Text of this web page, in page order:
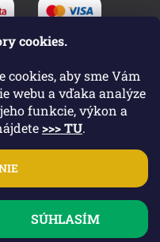
cookies.
cookies, aby sme Vám
webu a vďaka analýze
funkcie, výkon a
>>> TU.
SÚHLASÍM
. Všetky práva vyhradené.
cookies